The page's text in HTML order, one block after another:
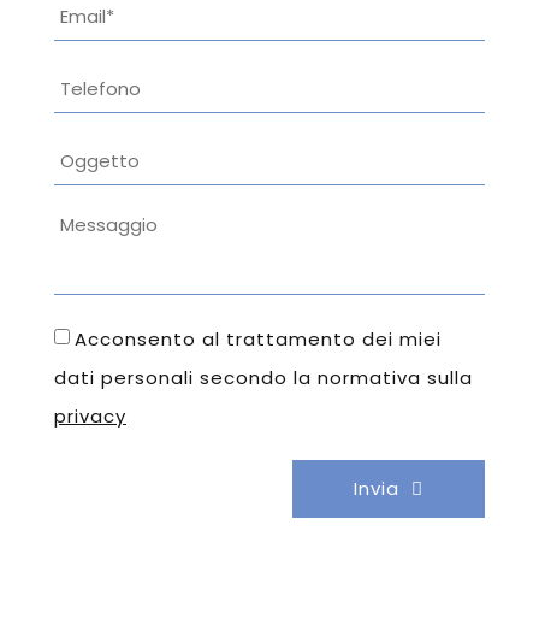
Acconsento al trattamento dei miei
dati personali secondo la normativa sulla
privacy
Invia